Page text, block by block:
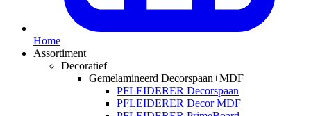
Home
Assortiment
Decoratief
Gemelamineerd Decorspaan+MDF
PFLEIDERER Decorspaan
PFLEIDERER Decor MDF